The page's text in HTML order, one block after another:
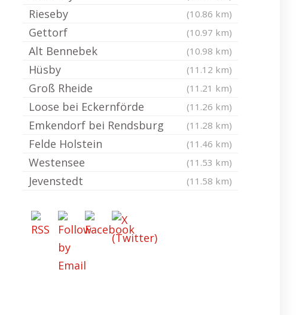
Rieseby (10.86 km)
Gettorf (10.97 km)
Alt Bennebek (10.98 km)
Hüsby (11.12 km)
Groß Rheide (11.21 km)
Loose bei Eckernförde (11.26 km)
Emkendorf bei Rendsburg (11.28 km)
Felde Holstein (11.46 km)
Westensee (11.53 km)
Jevenstedt (11.58 km)